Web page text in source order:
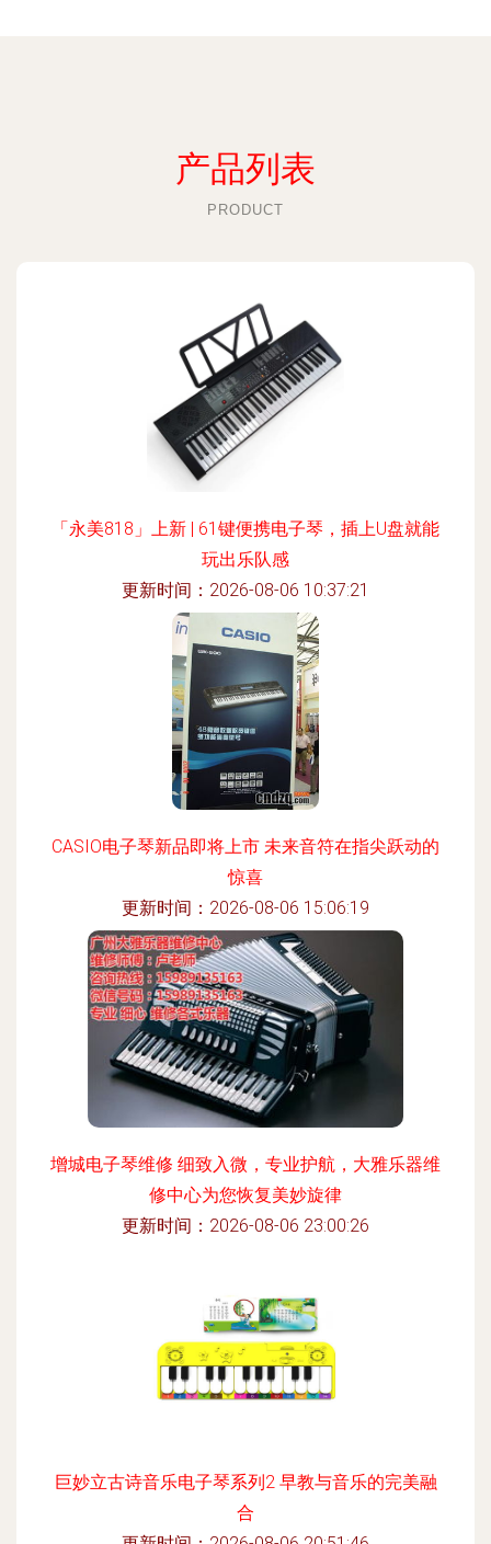
产品列表
PRODUCT
「永美818」上新 | 61键便携电子琴，插上U盘就能
玩出乐队感
更新时间：2026-08-06 10:37:21
CASIO电子琴新品即将上市 未来音符在指尖跃动的
惊喜
更新时间：2026-08-06 15:06:19
增城电子琴维修 细致入微，专业护航，大雅乐器维
修中心为您恢复美妙旋律
更新时间：2026-08-06 23:00:26
巨妙立古诗音乐电子琴系列2 早教与音乐的完美融
合